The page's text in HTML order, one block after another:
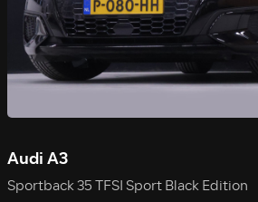
Audi A3
Sportback 35 TFSI Sport Black Edition